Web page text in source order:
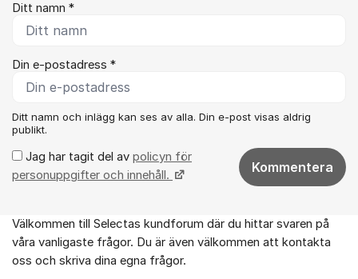
Ditt namn *
Din e-postadress *
Ditt namn och inlägg kan ses av alla. Din e-post visas aldrig
publikt.
Jag har tagit del av policyn för
personuppgifter och innehåll.
Kommentera
Om forumet
Välkommen till Selectas kundforum där du hittar svaren på
våra vanligaste frågor. Du är även välkommen att kontakta
oss och skriva dina egna frågor.